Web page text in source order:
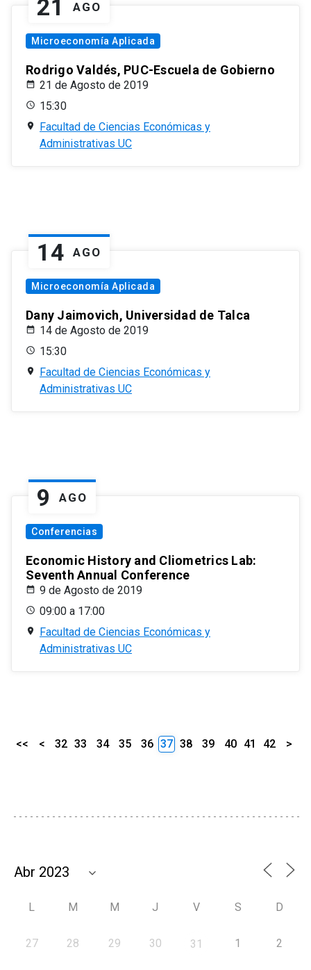
21 AGO
Microeconomía Aplicada
Rodrigo Valdés, PUC-Escuela de Gobierno
21 de Agosto de 2019
15:30
Facultad de Ciencias Económicas y
Administrativas UC
14 AGO
Microeconomía Aplicada
Dany Jaimovich, Universidad de Talca
14 de Agosto de 2019
15:30
Facultad de Ciencias Económicas y
Administrativas UC
9 AGO
Conferencias
Economic History and Cliometrics Lab:
Seventh Annual Conference
9 de Agosto de 2019
09:00 a 17:00
Facultad de Ciencias Económicas y
Administrativas UC
<< < 32 33 34 35 36 37 38 39 40 41 42 >
L M M J V S D
27 28 29 30 31 1 2